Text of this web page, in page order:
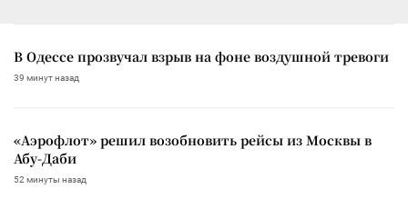
В Одессе прозвучал взрыв на фоне воздушной тревоги
39 минут назад
«Аэрофлот» решил возобновить рейсы из Москвы в
Абу-Даби
52 минуты назад